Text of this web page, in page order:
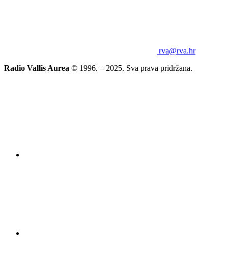
rva@rva.hr
Radio Vallis Aurea © 1996. – 2025. Sva prava pridržana.